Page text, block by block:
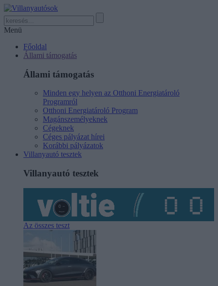
Menü
Főoldal
Állami támogatás
Állami támogatás
Minden egy helyen az Otthoni Energiatároló
Programról
Otthoni Energiatároló Program
Magánszemélyeknek
Cégeknek
Céges pályázat hírei
Korábbi pályázatok
Villanyautó tesztek
Villanyautó tesztek
Az összes teszt